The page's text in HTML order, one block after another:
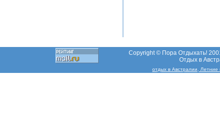
Copyright © Пора Отдыхать!
Отдых в
отдых в Австралии,